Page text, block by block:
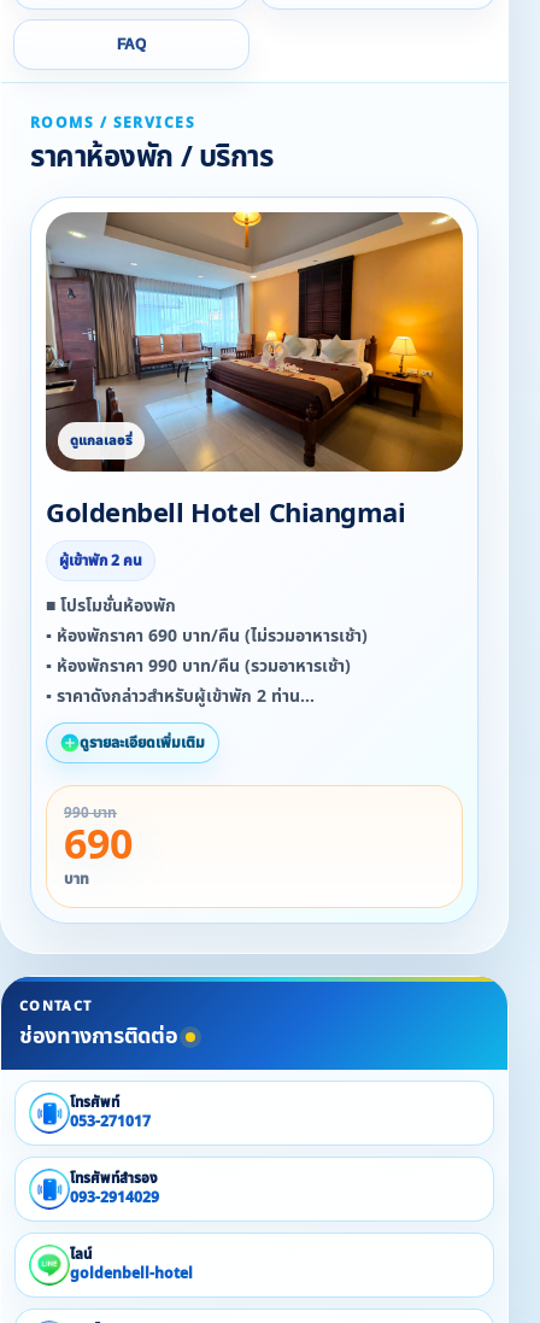
FAQ
ROOMS / SERVICES
ราคาห้องพัก / บริการ
Goldenbell Hotel Chiangmai
ผู้เข้าพัก 2 คน
■ โปรโมชั่นห้องพัก
▪ ห้องพักราคา 690 บาท/คืน (ไม่รวมอาหารเช้า)
▪ ห้องพักราคา 990 บาท/คืน (รวมอาหารเช้า)
▪ ราคาดังกล่าวสำหรับผู้เข้าพัก 2 ท่าน
▪ พักตั้งแต่ 3 คืนขึ้นไป รับส่วนลดเพิ่ม 10%
ดูรายละเอียดเพิ่มเติม
990 บาท
690
บาท
CONTACT
ช่องทางการติดต่อ
โทรศัพท์
053-271017
โทรศัพท์สำรอง
093-2914029
ไลน์
goldenbell-hotel